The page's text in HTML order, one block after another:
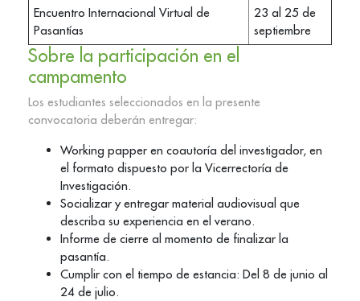
Encuentro Internacional Virtual de
Pasantías
23 al 25 de
septiembre
Sobre la participación en el
campamento
Los estudiantes seleccionados en la presente
convocatoria deberán entregar:
Working papper en coautoría del investigador, en
el formato dispuesto por la Vicerrectoría de
Investigación.
Socializar y entregar material audiovisual que
describa su experiencia en el verano.
Informe de cierre al momento de finalizar la
pasantía.
Cumplir con el tiempo de estancia: Del 8 de junio al
24 de julio.